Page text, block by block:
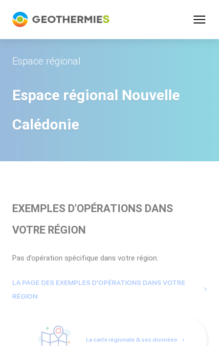
Espace régional
Espace régional Nouvelle
Calédonie
EXEMPLES D'OPÉRATIONS DANS
VOTRE RÉGION
Pas d’opération spécifique dans votre région.
LA PAGE DES EXEMPLES D'OPÉRATIONS DANS VOTRE
RÉGION
La carte régionale & ses données